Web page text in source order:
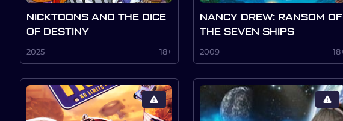
NICKTOONS AND THE DICE
OF DESTINY
2025 18+
NANCY DREW: RANSOM OF
THE SEVEN SHIPS
2009